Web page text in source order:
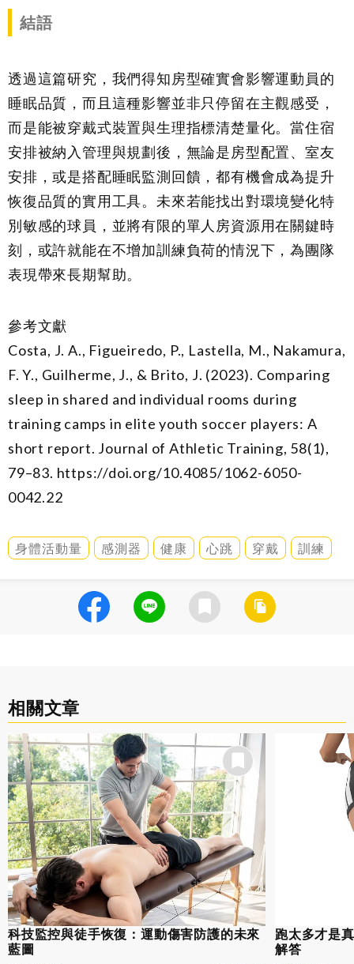
結語
透過這篇研究，我們得知房型確實會影響運動員的
睡眠品質，而且這種影響並非只停留在主觀感受，
而是能被穿戴式裝置與生理指標清楚量化。當住宿
安排被納入管理與規劃後，無論是房型配置、室友
安排，或是搭配睡眠監測回饋，都有機會成為提升
恢復品質的實用工具。未來若能找出對環境變化特
別敏感的球員，並將有限的單人房資源用在關鍵時
刻，或許就能在不增加訓練負荷的情況下，為團隊
表現帶來長期幫助。
參考文獻
Costa, J. A., Figueiredo, P., Lastella, M., Nakamura,
F. Y., Guilherme, J., & Brito, J. (2023). Comparing
sleep in shared and individual rooms during
training camps in elite youth soccer players: A
short report. Journal of Athletic Training, 58(1),
79–83. https://doi.org/10.4085/1062-6050-
0042.22
身體活動量 感測器 健康 心跳 穿戴 訓練
相關文章
科技監控與徒手恢復：運動傷害防護的未來
藍圖
跑太多才是
解答